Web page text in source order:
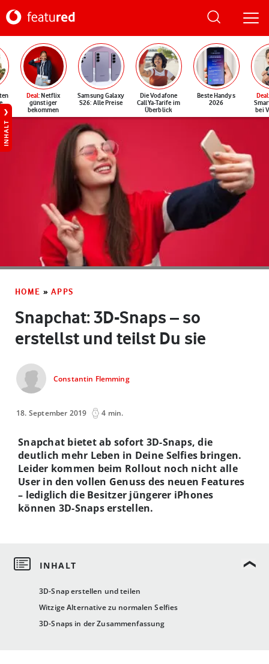
Deal: Netflix
günstiger
bekommen
Samsung Galaxy
S26: Alle Preise
Die Vodafone
CallYa-Tarife im
Überblick
Beste Handys
2026
Deal
bei
INHALT
HOME » APPS
Snapchat: 3D-Snaps – so
erstellst und teilst Du sie
Constantin Flemming
18. September 2019 4 min.
3D-Snap erstellen und teilen
Witzige Alternative zu normalen Selfies
3D-Snaps in der Zusammenfassung
Snapchat bietet ab sofort 3D-Snaps, die
deutlich mehr Leben in Deine Selfies bringen.
Leider kommen beim Rollout noch nicht alle
User in den vollen Genuss des neuen Features
– lediglich die Besitzer jüngerer iPhones
können 3D-Snaps erstellen.